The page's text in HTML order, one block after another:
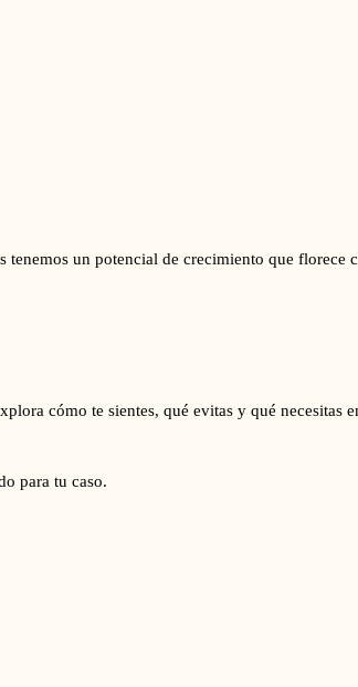
un potencial de crecimiento que
cómo te sientes, qué evitas y qué necesitas
para tu caso.